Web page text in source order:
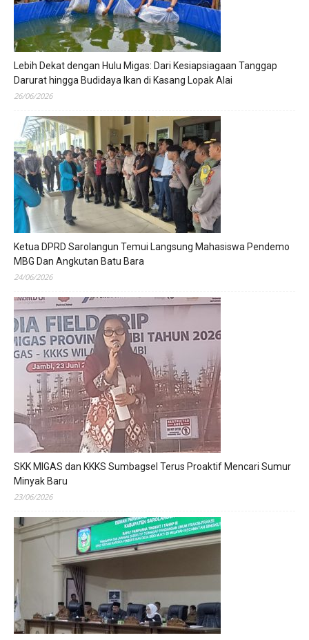
Lebih Dekat dengan Hulu Migas: Dari Kesiapsiagaan Tanggap
Darurat hingga Budidaya Ikan di Kasang Lopak Alai
26/06/2026
Ketua DPRD Sarolangun Temui Langsung Mahasiswa Pendemo
MBG Dan Angkutan Batu Bara
24/06/2026
SKK MIGAS dan KKKS Sumbagsel Terus Proaktif Mencari Sumur
Minyak Baru
23/06/2026